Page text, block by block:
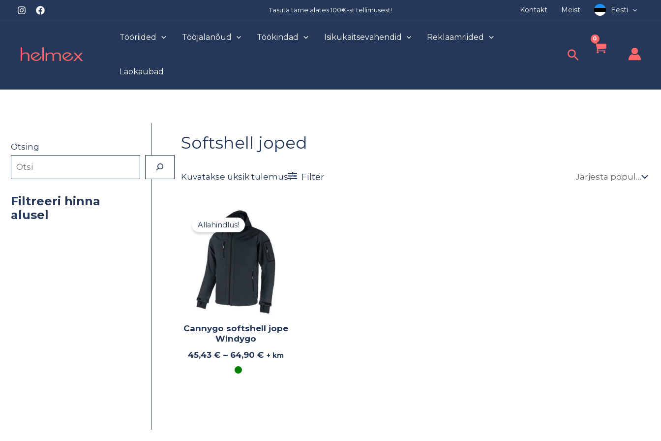
Tasuta tarne alates 100€-st tellimusest! Kontakt Meist Eesti
Tööriided Tööjalanõud Töökindad Isikukaitsevahendid Reklaamriided
Laokaubad
Search
Otsing
Filtreeri hinna
alusel
Softshell joped
Kuvatakse üksik tulemus Filter
Allahindlus!
Cannygo softshell jope
Windygo
45,43€ – 64,90€
kuni
64,90 €
+ km